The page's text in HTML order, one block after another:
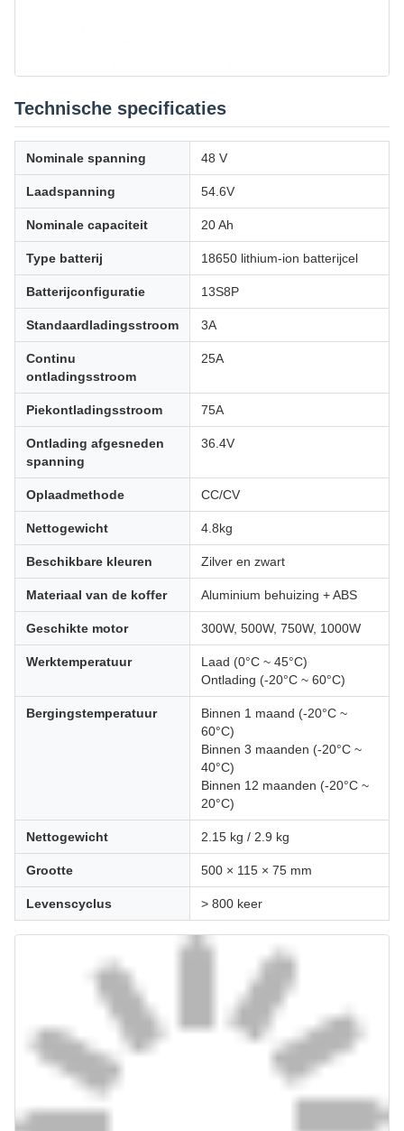
Technische specificaties
Nominale spanning 48 V
Laadspanning 54.6V
Nominale capaciteit 20 Ah
Type batterij 18650 lithium-ion batterijcel
Batterijconfiguratie 13S8P
Standaardladingsstroom 3A
Continu
ontladingsstroom
25A
Piekontladingsstroom 75A
Ontlading afgesneden
spanning
36.4V
Oplaadmethode CC/CV
Nettogewicht 4.8kg
Beschikbare kleuren Zilver en zwart
Materiaal van de koffer Aluminium behuizing + ABS
Geschikte motor 300W, 500W, 750W, 1000W
Werktemperatuur
Laad (0°C ~ 45°C)
Ontlading (-20°C ~ 60°C)
Bergingstemperatuur
Binnen 1 maand (-20°C ~
60°C)
Binnen 3 maanden (-20°C ~
40°C)
Binnen 12 maanden (-20°C ~
20°C)
Nettogewicht 2.15 kg / 2.9 kg
Grootte 500 × 115 × 75 mm
Levenscyclus > 800 keer